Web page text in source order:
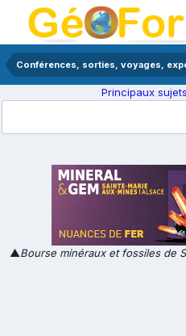
Conférences, sorties, voyages,
Principaux
▲Bourse minéraux et fossiles de